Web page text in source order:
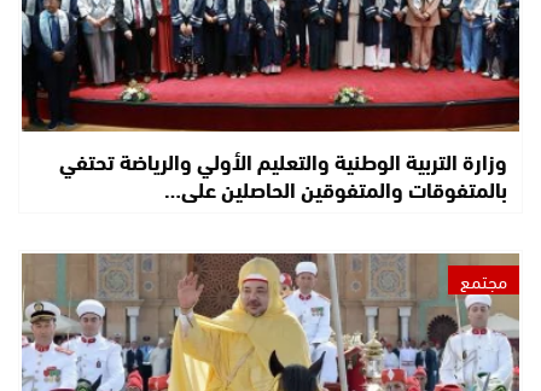
وزارة التربية الوطنية والتعليم الأولي والرياضة تحتفي
بالمتفوقات والمتفوقين الحاصلين على…
مجتمع